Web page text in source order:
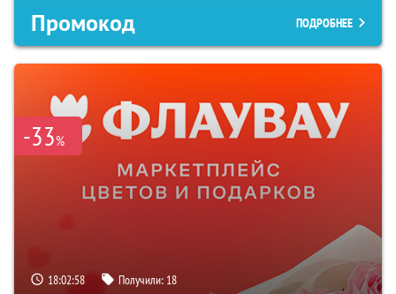
Промокод ПОДРОБНЕЕ
-33%
18:02:57 Получили: 18